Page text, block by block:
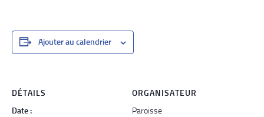
Ajouter au calendrier
DÉTAILS
Date :
ORGANISATEUR
Paroisse